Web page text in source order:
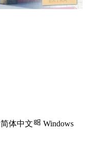
简体中文 Windows